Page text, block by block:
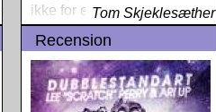
ikke for egne kunstneriske
prestasjoner
Tom Skjeklesæther
Recension